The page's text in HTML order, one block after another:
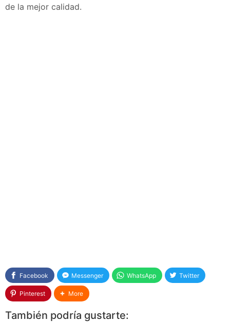
de la mejor calidad.
Facebook Messenger WhatsApp Twitter
Pinterest More
También podría gustarte: